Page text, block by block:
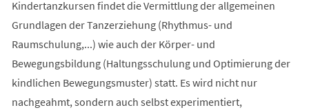
Kindertanzkursen findet die Vermittlung der allgemeinen
Grundlagen der Tanzerziehung (Rhythmus- und
Raumschulung,...) wie auch der Körper- und
Bewegungsbildung (Haltungsschulung und Optimierung der
kindlichen Bewegungsmuster) statt. Es wird nicht nur
nachgeahmt, sondern auch selbst experimentiert,